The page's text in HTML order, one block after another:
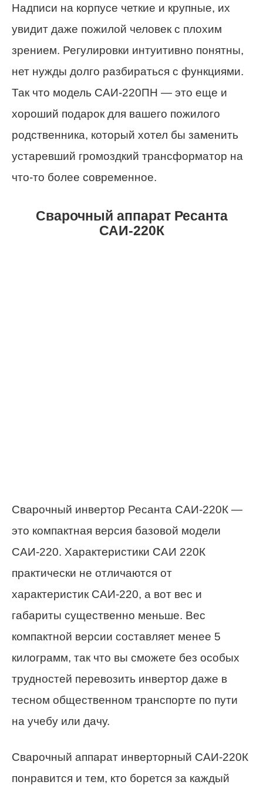
Надписи на корпусе четкие и крупные, их
увидит даже пожилой человек с плохим
зрением. Регулировки интуитивно понятны,
нет нужды долго разбираться с функциями.
Так что модель САИ-220ПН — это еще и
хороший подарок для вашего пожилого
родственника, который хотел бы заменить
устаревший громоздкий трансформатор на
что-то более современное.
Сварочный аппарат Ресанта
САИ-220К
Сварочный инвертор Ресанта САИ-220К —
это компактная версия базовой модели
САИ-220. Характеристики САИ 220К
практически не отличаются от
характеристик САИ-220, а вот вес и
габариты существенно меньше. Вес
компактной версии составляет менее 5
килограмм, так что вы сможете без особых
трудностей перевозить инвертор даже в
тесном общественном транспорте по пути
на учебу или дачу.
Сварочный аппарат инверторный САИ-220К
понравится и тем, кто борется за каждый